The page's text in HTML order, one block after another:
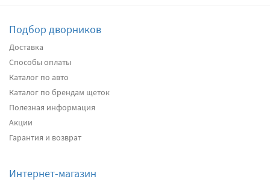
Подробнее
Передние дворники
Подробнее
Подбор дворников
Доставка
Способы оплаты
Каталог по авто
Каталог по брендам щеток
Полезная информация
Акции
Гарантия и возврат
Интернет-магазин